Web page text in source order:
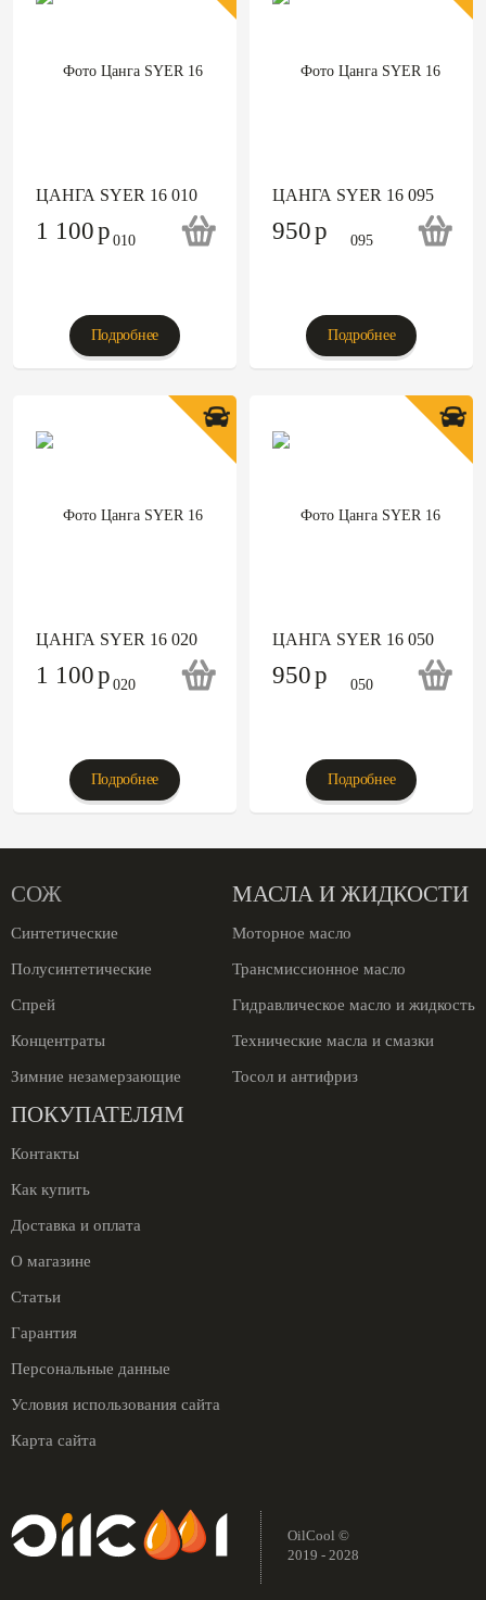
ЦАНГА SYER 16 010
1 100p
Подробнее
ЦАНГА SYER 16 095
950p
Подробнее
ЦАНГА SYER 16 020
1 100p
Подробнее
ЦАНГА SYER 16 050
950p
Подробнее
СОЖ
Синтетические
Полусинтетические
Спрей
Концентраты
Зимние незамерзающие
МАСЛА И ЖИДКОСТИ
Моторное масло
Трансмиссионное масло
Гидравлическое масло и жидкость
Технические масла и смазки
Тосол и антифриз
ПОКУПАТЕЛЯМ
Контакты
Как купить
Доставка и оплата
О магазине
Статьи
Гарантия
Персональные данные
Условия использования сайта
Карта сайта
OilCool ©
2019 - 2028